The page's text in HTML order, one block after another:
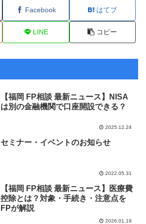
Facebook はてブ
LINE コピー
【福岡 FP相談 最新ニュース】NISA
は別の金融機関で口座開設できる？
2025.12.24
セミナー・イベントのお知らせ
2022.05.31
【福岡 FP相談 最新ニュース】医療費
控除とは？対象・手続き・注意点を
FPが解説
2026.01.19